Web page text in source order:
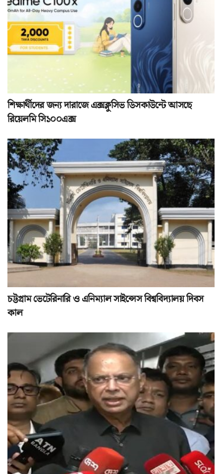
শিক্ষার্থীদের জন্য দারাজে এক্সক্লুসিভ ডিসকাউন্টে আসছে
রিয়েলমি সি১০০এক্স
চট্টগ্রাম ভেটেরিনারি ও এনিম্যাল সাইন্সেস বিশ্ববিদ্যালয় দিবস
কাল